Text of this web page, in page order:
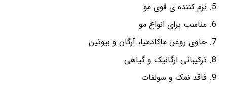
نرم کننده ی قوی مو
مناسب برای انواع مو
حاوی روغن ماکادمیا، آرگان و بیوتین
ترکیباتی ارگانیک و گیاهی
فاقد نمک و سولفات